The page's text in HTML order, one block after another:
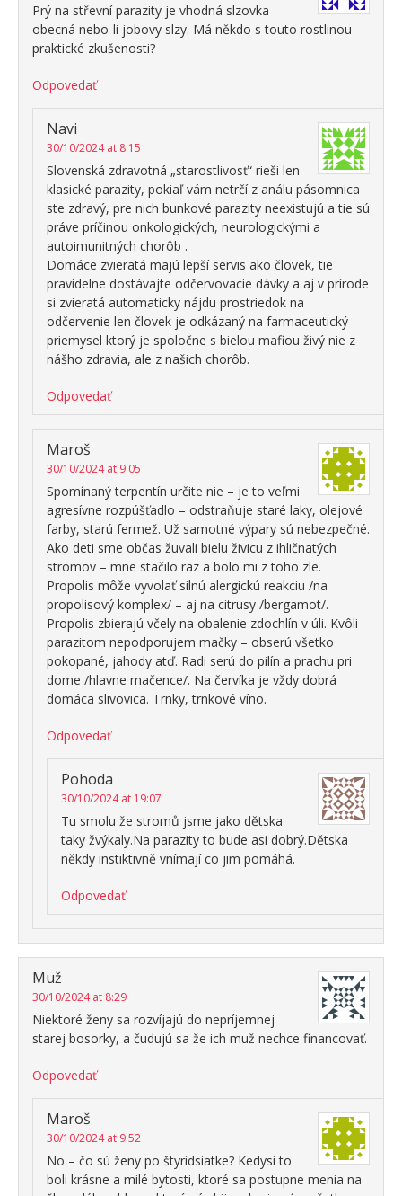
Prý na střevní parazity je vhodná slzovka
obecná nebo-li jobovy slzy. Má někdo s touto rostlinou
praktické zkušenosti?
Odpovedať
Navi
30/10/2024 at 8:15
Slovenská zdravotná „starostlivosť“ rieši len
klasické parazity, pokiaľ vám netrčí z análu pásomnica
ste zdravý, pre nich bunkové parazity neexistujú a tie sú
práve príčinou onkologických, neurologickými a
autoimunitných chorôb .
Domáce zvieratá majú lepší servis ako človek, tie
pravidelne dostávajte odčervovacie dávky a aj v prírode
si zvieratá automaticky nájdu prostriedok na
odčervenie len človek je odkázaný na farmaceutický
priemysel ktorý je spoločne s bielou mafiou živý nie z
nášho zdravia, ale z našich chorôb.
Odpovedať
Maroš
30/10/2024 at 9:05
Spomínaný terpentín určite nie – je to veľmi
agresívne rozpúšťadlo – odstraňuje staré laky, olejové
farby, starú fermež. Už samotné výpary sú nebezpečné.
Ako deti sme občas žuvali bielu živicu z ihličnatých
stromov – mne stačilo raz a bolo mi z toho zle.
Propolis môže vyvolať silnú alergickú reakciu /na
propolisový komplex/ – aj na citrusy /bergamot/.
Propolis zbierajú včely na obalenie zdochlín v úli. Kvôli
parazitom nepodporujem mačky – obserú všetko
pokopané, jahody atď. Radi serú do pilín a prachu pri
dome /hlavne mačence/. Na červíka je vždy dobrá
domáca slivovica. Trnky, trnkové víno.
Odpovedať
Pohoda
30/10/2024 at 19:07
Tu smolu že stromů jsme jako dětska
taky žvýkaly.Na parazity to bude asi dobrý.Dětska
někdy instiktivně vnímají co jim pomáhá.
Odpovedať
Muž
30/10/2024 at 8:29
Niektoré ženy sa rozvíjajú do nepríjemnej
starej bosorky, a čudujú sa že ich muž nechce financovať.
Odpovedať
Maroš
30/10/2024 at 9:52
No – čo sú ženy po štyridsiatke? Kedysi to
boli krásne a milé bytosti, ktoré sa postupne menia na